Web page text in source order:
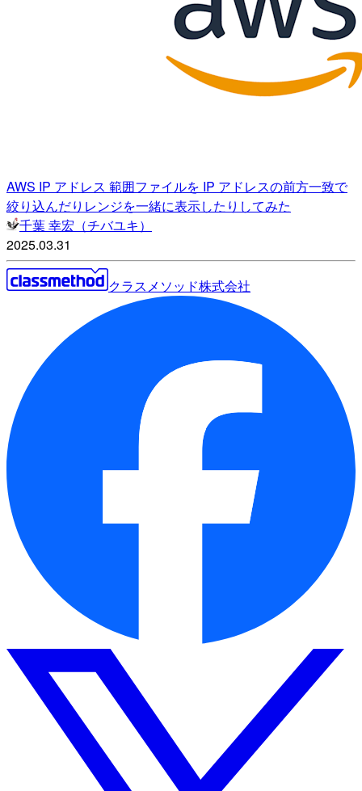
AWS IP アドレス 範囲ファイルを IP アドレスの前方一致で
絞り込んだりレンジを一緒に表示したりしてみた
千葉 幸宏（チバユキ）
2025.03.31
クラスメソッド株式会社